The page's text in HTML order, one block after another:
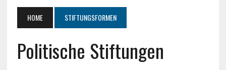
HOME STIFTUNGSFORMEN
Politische Stiftungen